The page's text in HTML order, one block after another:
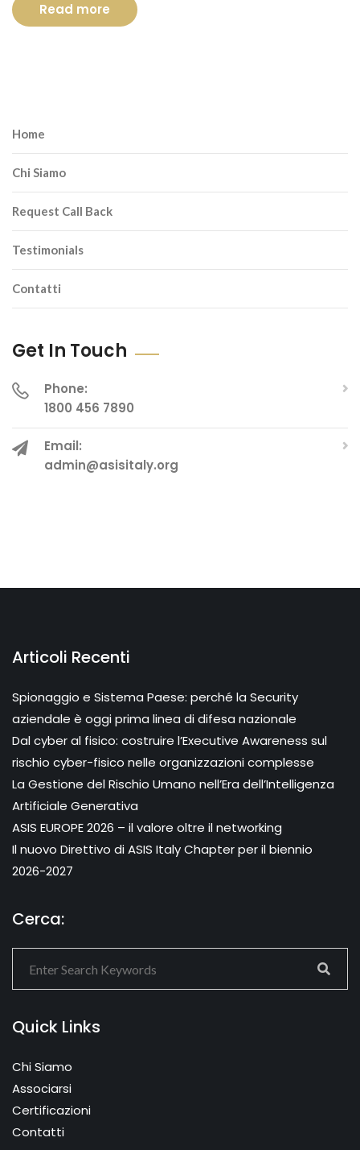
Read more
Home
Chi Siamo
Request Call Back
Testimonials
Contatti
Get In Touch
Phone:
1800 456 7890
Email:
admin@asisitaly.org
Articoli Recenti
Spionaggio e Sistema Paese: perché la Security
aziendale è oggi prima linea di difesa nazionale
Dal cyber al fisico: costruire l’Executive Awareness sul
rischio cyber-fisico nelle organizzazioni complesse
La Gestione del Rischio Umano nell’Era dell’Intelligenza
Artificiale Generativa
ASIS EUROPE 2026 – il valore oltre il networking
Il nuovo Direttivo di ASIS Italy Chapter per il biennio
2026-2027
Cerca:
Quick Links
Chi Siamo
Associarsi
Certificazioni
Contatti